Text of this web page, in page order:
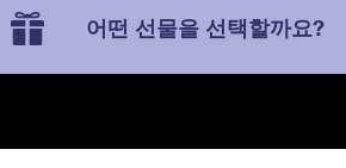
어떤 선물을 선택할까요?